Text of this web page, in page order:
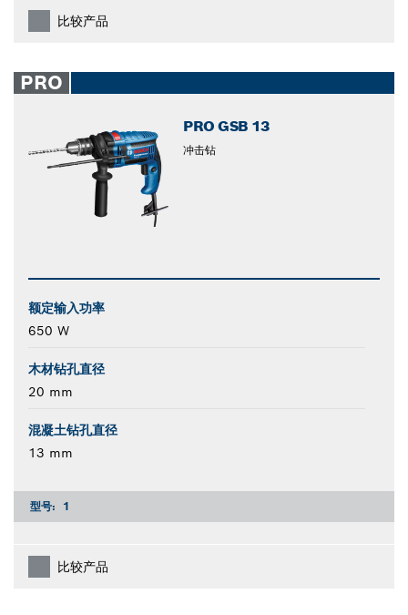
比较产品
PRO
PRO GSB 13
冲击钻
额定输入功率
650 W
木材钻孔直径
20 mm
混凝土钻孔直径
13 mm
型号: 1
比较产品